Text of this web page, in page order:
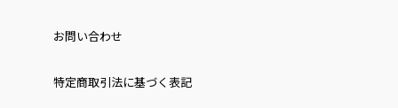
お問い合わせ
特定商取引法に基づく表記